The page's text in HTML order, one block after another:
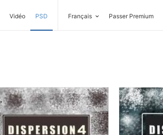
Vidéo PSD Français Passer Premium